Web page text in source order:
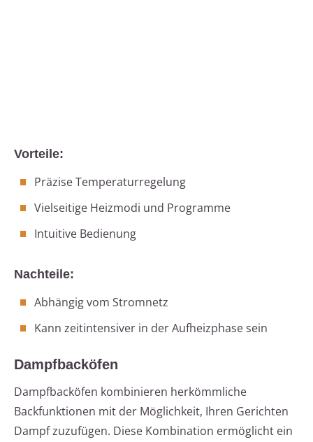
Vorteile:
Präzise Temperaturregelung
Vielseitige Heizmodi und Programme
Intuitive Bedienung
Nachteile:
Abhängig vom Stromnetz
Kann zeitintensiver in der Aufheizphase sein
Dampfbacköfen
Dampfbacköfen kombinieren herkömmliche
Backfunktionen mit der Möglichkeit, Ihren Gerichten
Dampf zuzufügen. Diese Kombination ermöglicht ein